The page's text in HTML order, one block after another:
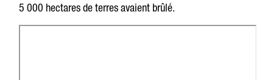
5 000 hectares de terres avaient brûlé.